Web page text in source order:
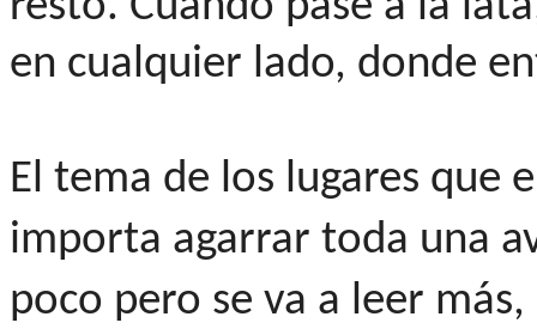
en cualquier lado, donde
El tema de los lugares que
importa agarrar toda una
poco pero se va a leer